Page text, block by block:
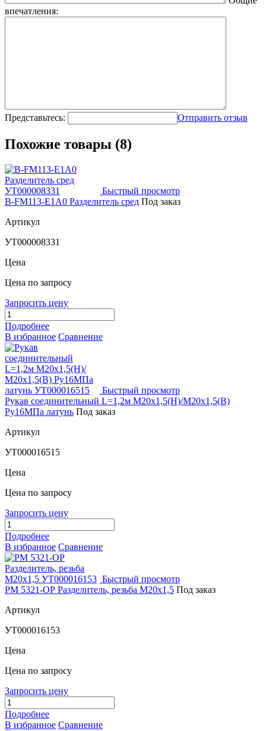
впечатления:
Представьтесь: Отправить отзыв
Похожие товары (8)
Быстрый просмотр
B-FM113-E1A0 Разделитель сред Под заказ
Артикул
УТ000008331
Цена
Цена по запросу
Запросить цену
Подробнее
В избранное Сравнение
Быстрый просмотр
Рукав соединительный L=1,2м М20х1,5(Н)/М20х1,5(В)
Ру16МПа латунь Под заказ
Артикул
УТ000016515
Цена
Цена по запросу
Запросить цену
Подробнее
В избранное Сравнение
Быстрый просмотр
РМ 5321-ОР Разделитель, резьба М20х1,5 Под заказ
Артикул
УТ000016153
Цена
Цена по запросу
Запросить цену
Подробнее
В избранное Сравнение